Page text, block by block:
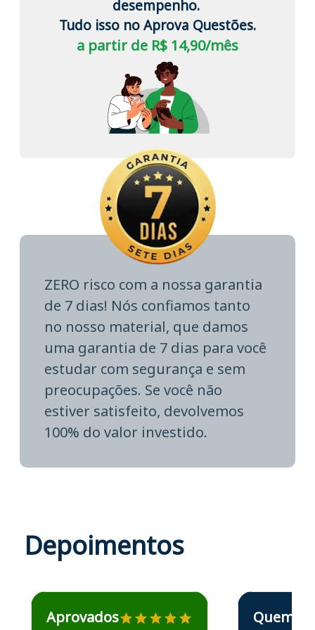
desempenho.
Tudo isso no Aprova Questões.
a partir de R$ 14,90/mês
ZERO risco com a nossa garantia
de 7 dias! Nós confiamos tanto
no nosso material, que damos
uma garantia de 7 dias para você
estudar com segurança e sem
preocupações. Se você não
estiver satisfeito, devolvemos
100% do valor investido.
Depoimentos
Estudante José recomenda o Aprova Concursos em
Aprovados
Estudante Elais
Quem